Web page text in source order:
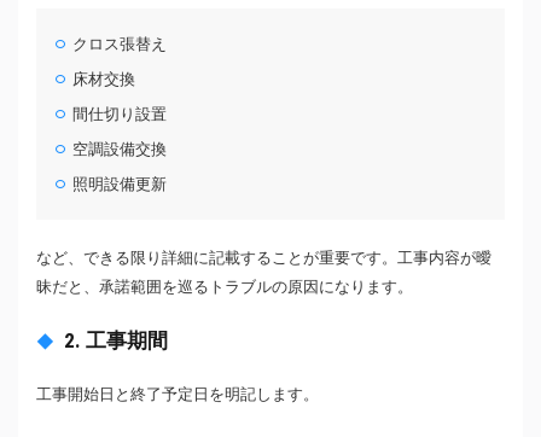
クロス張替え
床材交換
間仕切り設置
空調設備交換
照明設備更新
など、できる限り詳細に記載することが重要です。工事内容が曖
昧だと、承諾範囲を巡るトラブルの原因になります。
2. 工事期間
工事開始日と終了予定日を明記します。